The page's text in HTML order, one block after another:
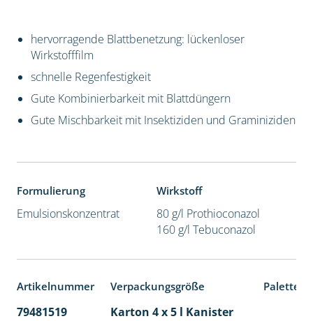
hervorragende Blattbenetzung: lückenloser
Wirkstofffilm
schnelle Regenfestigkeit
Gute Kombinierbarkeit mit Blattdüngern
Gute Mischbarkeit mit Insektiziden und Graminiziden
Formulierung
Emulsionskonzentrat
Wirkstoff
80 g/l Prothioconazol
160 g/l Tebuconazol
Artikelnummer Verpackungsgröße
79481519 Karton 4 x 5 l Kanister